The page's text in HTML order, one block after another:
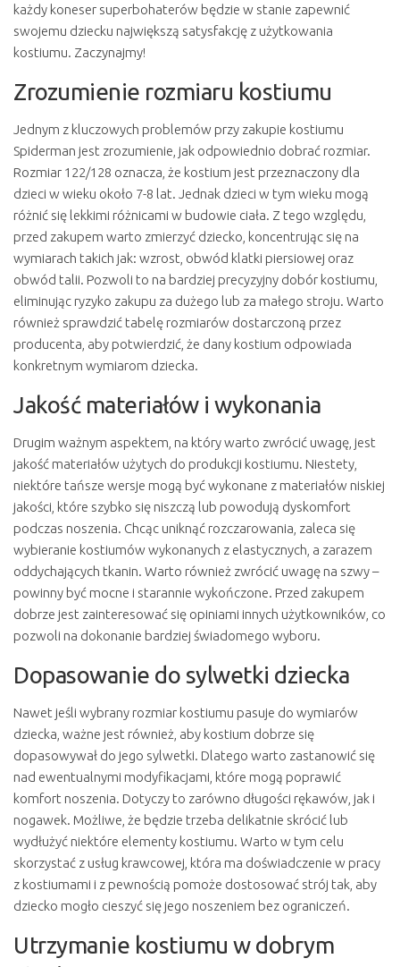
każdy koneser superbohaterów będzie w stanie zapewnić
swojemu dziecku największą satysfakcję z użytkowania
kostiumu. Zaczynajmy!
Zrozumienie rozmiaru kostiumu
Jednym z kluczowych problemów przy zakupie kostiumu
Spiderman jest zrozumienie, jak odpowiednio dobrać rozmiar.
Rozmiar 122/128 oznacza, że kostium jest przeznaczony dla
dzieci w wieku około 7-8 lat. Jednak dzieci w tym wieku mogą
różnić się lekkimi różnicami w budowie ciała. Z tego względu,
przed zakupem warto zmierzyć dziecko, koncentrując się na
wymiarach takich jak: wzrost, obwód klatki piersiowej oraz
obwód talii. Pozwoli to na bardziej precyzyjny dobór kostiumu,
eliminując ryzyko zakupu za dużego lub za małego stroju. Warto
również sprawdzić tabelę rozmiarów dostarczoną przez
producenta, aby potwierdzić, że dany kostium odpowiada
konkretnym wymiarom dziecka.
Jakość materiałów i wykonania
Drugim ważnym aspektem, na który warto zwrócić uwagę, jest
jakość materiałów użytych do produkcji kostiumu. Niestety,
niektóre tańsze wersje mogą być wykonane z materiałów niskiej
jakości, które szybko się niszczą lub powodują dyskomfort
podczas noszenia. Chcąc uniknąć rozczarowania, zaleca się
wybieranie kostiumów wykonanych z elastycznych, a zarazem
oddychających tkanin. Warto również zwrócić uwagę na szwy –
powinny być mocne i starannie wykończone. Przed zakupem
dobrze jest zainteresować się opiniami innych użytkowników, co
pozwoli na dokonanie bardziej świadomego wyboru.
Dopasowanie do sylwetki dziecka
Nawet jeśli wybrany rozmiar kostiumu pasuje do wymiarów
dziecka, ważne jest również, aby kostium dobrze się
dopasowywał do jego sylwetki. Dlatego warto zastanowić się
nad ewentualnymi modyfikacjami, które mogą poprawić
komfort noszenia. Dotyczy to zarówno długości rękawów, jak i
nogawek. Możliwe, że będzie trzeba delikatnie skrócić lub
wydłużyć niektóre elementy kostiumu. Warto w tym celu
skorzystać z usług krawcowej, która ma doświadczenie w pracy
z kostiumami i z pewnością pomoże dostosować strój tak, aby
dziecko mogło cieszyć się jego noszeniem bez ograniczeń.
Utrzymanie kostiumu w dobrym